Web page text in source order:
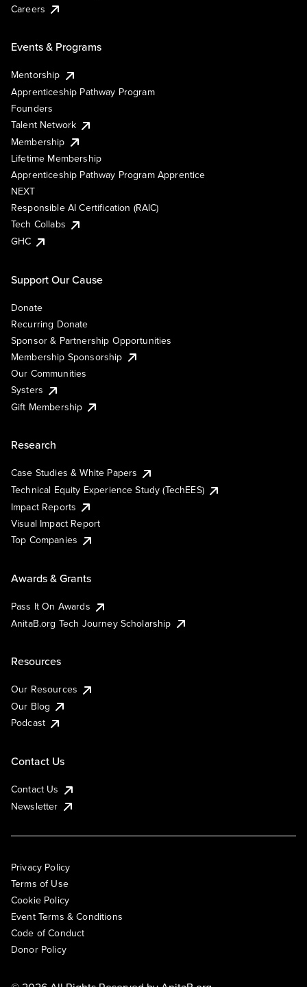
Careers
Events & Programs
Mentorship
Apprenticeship Pathway Program
Founders
Talent Network
Membership
Lifetime Membership
Apprenticeship Pathway Program Apprentice
NEXT
Responsible AI Certification (RAIC)
Tech Collabs
GHC
Support Our Cause
Donate
Recurring Donate
Sponsor & Partnership Opportunities
Membership Sponsorship
Our Communities
Systers
Gift Membership
Research
Case Studies & White Papers
Technical Equity Experience Study (TechEES)
Impact Reports
Visual Impact Report
Top Companies
Awards & Grants
Pass It On Awards
AnitaB.org Tech Journey Scholarship
Resources
Our Resources
Our Blog
Podcast
Contact Us
Contact Us
Newsletter
Privacy Policy
Terms of Use
Cookie Policy
Event Terms & Conditions
Code of Conduct
Donor Policy